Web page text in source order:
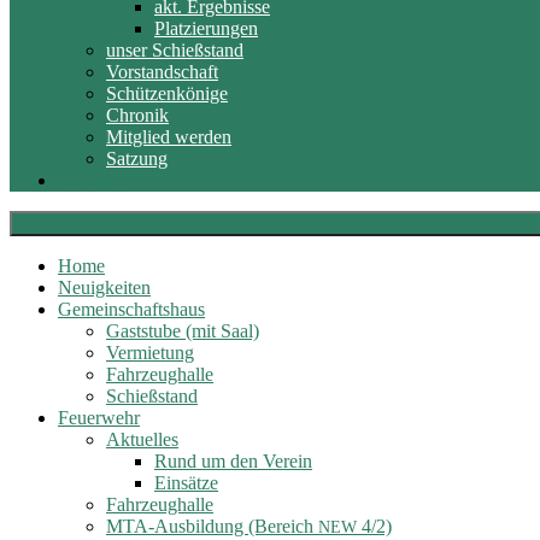
akt. Ergebnisse
Platzierungen
unser Schießstand
Vorstandschaft
Schützenkönige
Chronik
Mitglied werden
Satzung
Home
Neuigkeiten
Gemeinschaftshaus
Gaststube (mit Saal)
Vermietung
Fahrzeughalle
Schießstand
Feuerwehr
Aktuelles
Rund um den Verein
Einsätze
Fahrzeughalle
MTA-Ausbildung (Bereich NEW 4/2)